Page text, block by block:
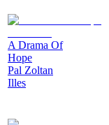
A Drama Of
Hope
Pal Zoltan
Illes